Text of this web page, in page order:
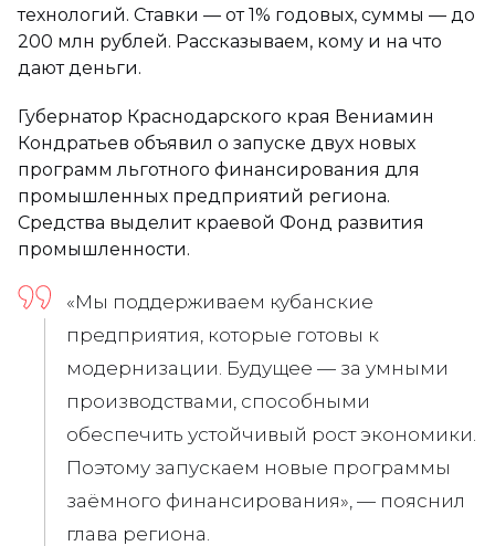
технологий. Ставки — от 1% годовых, суммы — до
200 млн рублей. Рассказываем, кому и на что
дают деньги.
Губернатор Краснодарского края Вениамин
Кондратьев объявил о запуске двух новых
программ льготного финансирования для
промышленных предприятий региона.
Средства выделит краевой Фонд развития
промышленности.
«Мы поддерживаем кубанские
предприятия, которые готовы к
модернизации. Будущее — за умными
производствами, способными
обеспечить устойчивый рост экономики.
Поэтому запускаем новые программы
заёмного финансирования», — пояснил
глава региона.